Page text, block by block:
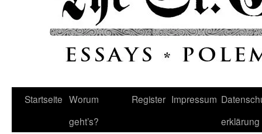
Startseite Worum
geht’s?
Register Impressum
erklärung